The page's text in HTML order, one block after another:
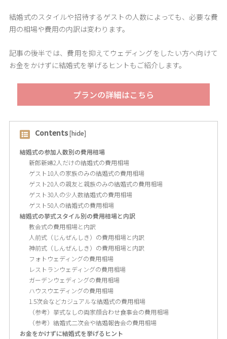
結婚式のスタイルや招待するゲストの人数によっても、必要な費
用の相場や費用の内訳は変わります。
記事の後半では、費用を抑えてウェディングをしたい方へ向けて
お金をかけずに結婚式を挙げるヒントもご紹介します。
プランの詳細はこちら
Contents[hide]
結婚式の参加人数別の費用相場
新郎新婦2人だけの結婚式の費用相場
ゲスト10人の家族のみの結婚式の費用相場
ゲスト20人の親友と親族のみの結婚式の費用相場
ゲスト30人の少人数結婚式の費用相場
ゲスト50人の結婚式の費用相場
結婚式の挙式スタイル別の費用相場と内訳
教会式の費用相場と内訳
人前式（じんぜんしき）の費用相場と内訳
神前式（しんぜんしき）の費用相場と内訳
フォトウェディングの費用相場
レストランウェディングの費用相場
ガーデンウェディングの費用相場
ハウスウエディングの費用相場
1.5次会などカジュアルな結婚式の費用相場
（参考）挙式なしの両家顔合わせ食事会の費用相場
（参考）結婚式二次会や結婚報告会の費用相場
お金をかけずに結婚式を挙げるヒント